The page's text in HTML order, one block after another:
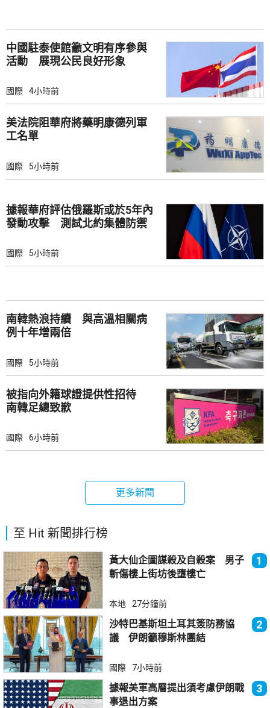
中國駐泰使館籲文明有序參與
活動 展現公民良好形象
國際 4小時前
美法院阻華府將藥明康德列軍
工名單
國際 5小時前
據報華府評估俄羅斯或於5年內
發動攻擊 測試北約集體防禦
國際 5小時前
南韓熱浪持續 與高溫相關病
例十年增兩倍
國際 5小時前
被指向外籍球證提供性招待
南韓足總致歉
國際 6小時前
更多新聞
至 Hit 新聞排行榜
黃大仙企圖謀殺及自殺案 男子
斬傷樓上街坊後墮樓亡
1
本地 27分鐘前
沙特巴基斯坦土耳其簽防務協
議 伊朗籲穆斯林團結
2
國際 7小時前
據報美軍高層提出須考慮伊朗戰
事退出方案
3